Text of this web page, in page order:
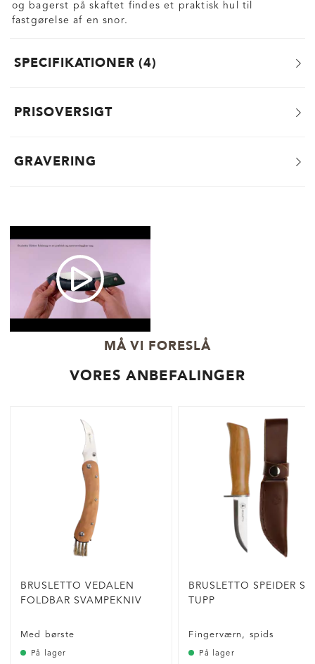
og bagerst på skaftet findes et praktisk hul til
fastgørelse af en snor.
SPECIFIKATIONER 4
PRISOVERSIGT
GRAVERING
MÅ VI FORESLÅ
VORES ANBEFALINGER
BRUSLETTO VEDALEN
FOLDBAR SVAMPEKNIV
Med børste
På lager
BRUSLETTO SPEIDER
TUPP
Fingerværn, spids
På lager